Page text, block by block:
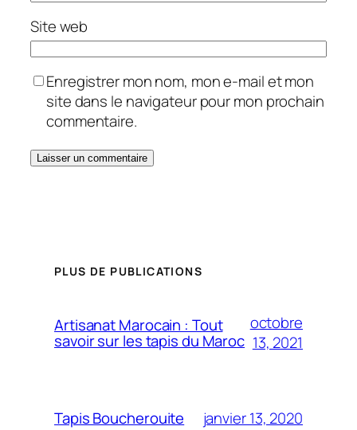
Site web
Enregistrer mon nom, mon e-mail et mon
site dans le navigateur pour mon prochain
commentaire.
PLUS DE PUBLICATIONS
Artisanat Marocain : Tout
savoir sur les tapis du Maroc
octobre
13, 2021
Tapis Boucherouite janvier 13, 2020